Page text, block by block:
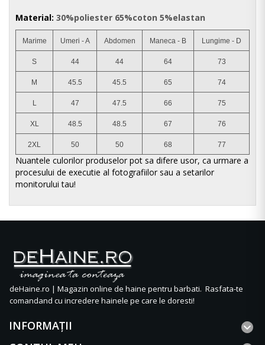
Material: 30%poliester 65%coton 5%elastan
Marime Umeri - A Abdomen Maneca - B Lungime - D
S 44 44 64 73
M 45.5 45.5 65 74
L 47 47.5 66 75
XL 48.5 48.5 67 76
2XL 50 50 68 77
Nuantele culorilor produselor pot sa difere usor, ca urmare a
procesului de executie al fotografiilor sau a setarilor
monitorului tau!
deHaine.ro | Magazin online de haine pentru barbati. Rasfata-te
comandand cu incredere hainele pe care le doresti!
INFORMAŢII